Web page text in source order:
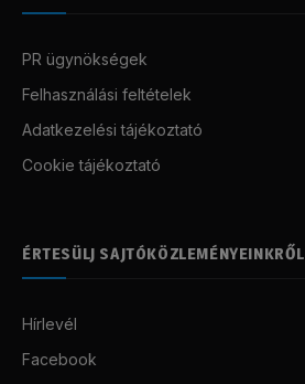
PR ügynökségek
Felhasználási feltételek
Adatkezelési tájékoztató
Cookie tájékoztató
ÉRTESÜLJ SAJTÓKÖZLEMÉNYEINKRŐL
Hírlevél
Facebook